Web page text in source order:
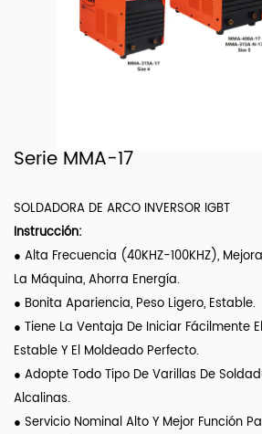
Serie MMA-17
SOLDADORA DE ARCO INVERSOR IGBT
Instrucción:
● Alta Frecuencia (40KHZ-100KHZ),
La Máquina, Ahorra Energía.
● Bonita Apariencia, Peso Ligero, Estable.
● Tiene La Ventaja De Iniciar Fácilmente
Estable Y El Moldeado Perfecto.
● Adopte Todo Tipo De Varillas De
Alcalinas.
● Servicio Nominal Alto Y Mejor Función